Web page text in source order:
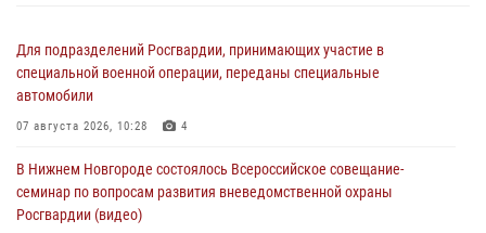
Для подразделений Росгвардии, принимающих участие в
специальной военной операции, переданы специальные
автомобили
07 августа 2026, 10:28 4
В Нижнем Новгороде состоялось Всероссийское совещание-
семинар по вопросам развития вневедомственной охраны
Росгвардии (видео)